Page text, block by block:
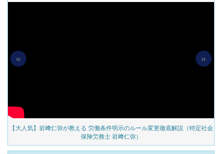
【大人気】岩﨑仁弥が教える 労働条件明示のルール変更徹底解説（特定社会
保険労務士 岩﨑仁弥）
« »